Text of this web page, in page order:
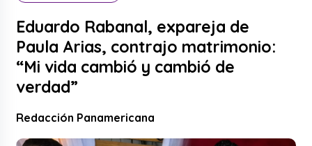
Eduardo Rabanal, expareja de
Paula Arias, contrajo matrimonio:
“Mi vida cambió y cambió de
verdad”
Redacción Panamericana